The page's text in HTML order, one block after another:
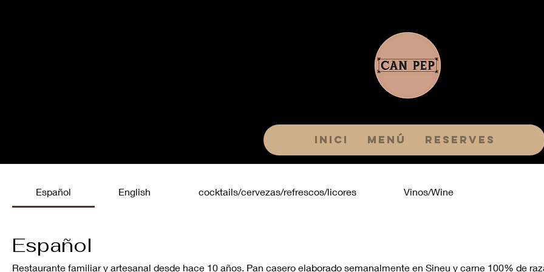
Inici Menú Reserves
Español English cocktails/cervezas/refrescos/licores Vinos/Wine
Español
Restaurante familiar y artesanal desde hace 10 años. Pan casero elaborado semanalmente en Sineu y carne 100% de